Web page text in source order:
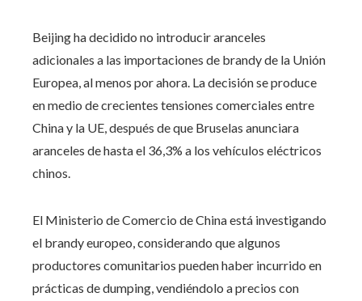
Beijing ha decidido no introducir aranceles
adicionales a las importaciones de brandy de la Unión
Europea, al menos por ahora. La decisión se produce
en medio de crecientes tensiones comerciales entre
China y la UE, después de que Bruselas anunciara
aranceles de hasta el 36,3% a los vehículos eléctricos
chinos.
El Ministerio de Comercio de China está investigando
el brandy europeo, considerando que algunos
productores comunitarios pueden haber incurrido en
prácticas de dumping, vendiéndolo a precios con